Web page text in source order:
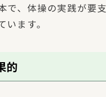
で、体操の実践が要
ます。
的